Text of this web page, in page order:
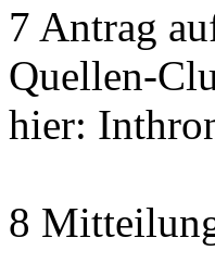
7 Antrag
Quellen-
hier:
8